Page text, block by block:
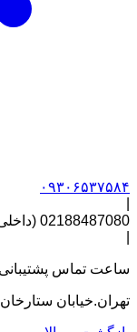
۰۹۳۰۶۵۳۷۵۸۴
02188487080 (داخلی 3)
ساعت تماس پشتیبانی 9 الی 16
تهران.خیابان